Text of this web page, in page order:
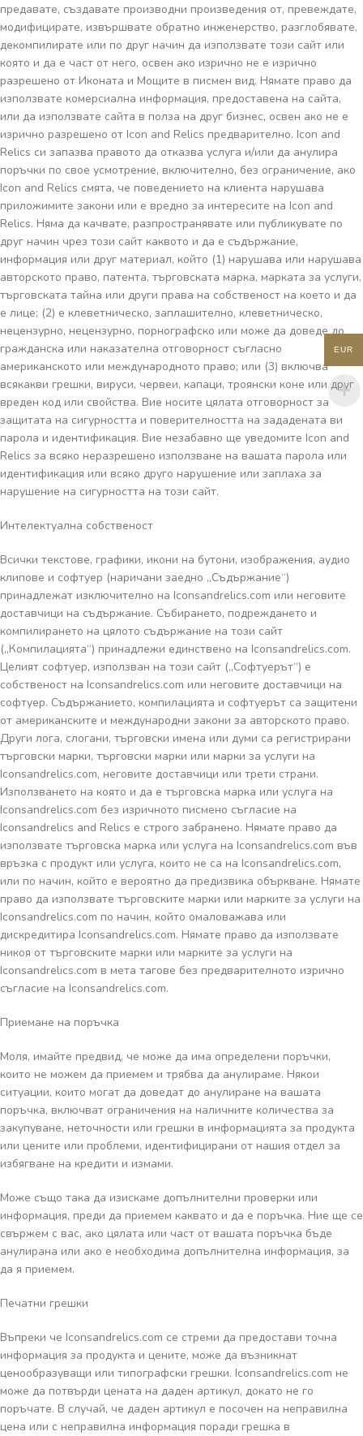
предавате, създавате производни произведения от, превеждате,
модифицирате, извършвате обратно инженерство, разглобявате,
декомпилирате или по друг начин да използвате този сайт или
която и да е част от него, освен ако изрично не е изрично
разрешено от Иконата и Мощите в писмен вид. Нямате право да
използвате комерсиална информация, предоставена на сайта,
или да използвате сайта в полза на друг бизнес, освен ако не е
изрично разрешено от Icon and Relics предварително. Icon and
Relics си запазва правото да отказва услуга и/или да анулира
поръчки по свое усмотрение, включително, без ограничение, ако
Icon and Relics смята, че поведението на клиента нарушава
приложимите закони или е вредно за интересите на Icon and
Relics. Няма да качвате, разпространявате или публикувате по
друг начин чрез този сайт каквото и да е съдържание,
информация или друг материал, който (1) нарушава или нарушава
авторското право, патента, търговската марка, марката за услуги,
търговската тайна или други права на собственост на което и да
е лице; (2) е клеветническо, заплашително, клеветническо,
нецензурно, нецензурно, порнографско или може да доведе до
гражданска или наказателна отговорност съгласно
американското или международното право; или (3) включва
всякакви грешки, вируси, червеи, капаци, троянски коне или друг
вреден код или свойства. Вие носите цялата отговорност за
защитата на сигурността и поверителността на зададената ви
парола и идентификация. Вие незабавно ще уведомите Icon and
Relics за всяко неразрешено използване на вашата парола или
идентификация или всяко друго нарушение или заплаха за
нарушение на сигурността на този сайт.
Интелектуална собственост
Всички текстове, графики, икони на бутони, изображения, аудио
клипове и софтуер (наричани заедно „Съдържание“)
принадлежат изключително на Iconsandrelics.com или неговите
доставчици на съдържание. Събирането, подреждането и
компилирането на цялото съдържание на този сайт
(„Компилацията“) принадлежи единствено на Iconsandrelics.com.
Целият софтуер, използван на този сайт („Софтуерът“) е
собственост на Iconsandrelics.com или неговите доставчици на
софтуер. Съдържанието, компилацията и софтуерът са защитени
от американските и международни закони за авторското право.
Други лога, слогани, търговски имена или думи са регистрирани
търговски марки, търговски марки или марки за услуги на
Iconsandrelics.com, неговите доставчици или трети страни.
Използването на която и да е търговска марка или услуга на
Iconsandrelics.com без изричното писмено съгласие на
Iconsandrelics and Relics е строго забранено. Нямате право да
използвате търговска марка или услуга на Iconsandrelics.com във
връзка с продукт или услуга, които не са на Iconsandrelics.com,
или по начин, който е вероятно да предизвика объркване. Нямате
право да използвате търговските марки или марките за услуги на
Iconsandrelics.com по начин, който омаловажава или
дискредитира Iconsandrelics.com. Нямате право да използвате
никоя от търговските марки или марките за услуги на
Iconsandrelics.com в мета тагове без предварителното изрично
съгласие на Iconsandrelics.com.
Приемане на поръчка
Моля, имайте предвид, че може да има определени поръчки,
които не можем да приемем и трябва да анулираме. Някои
ситуации, които могат да доведат до анулиране на вашата
поръчка, включват ограничения на наличните количества за
закупуване, неточности или грешки в информацията за продукта
или цените или проблеми, идентифицирани от нашия отдел за
избягване на кредити и измами.
Може също така да изискаме допълнителни проверки или
информация, преди да приемем каквато и да е поръчка. Ние ще се
свържем с вас, ако цялата или част от вашата поръчка бъде
анулирана или ако е необходима допълнителна информация, за
да я приемем.
Печатни грешки
Въпреки че Iconsandrelics.com се стреми да предостави точна
информация за продукта и цените, може да възникнат
ценообразуващи или типографски грешки. Iconsandrelics.com не
може да потвърди цената на даден артикул, докато не го
поръчате. В случай, че даден артикул е посочен на неправилна
цена или с неправилна информация поради грешка в
EUR